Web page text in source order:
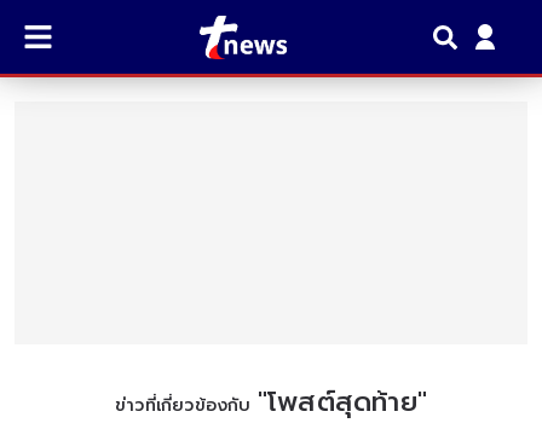
ข่าวที่เกี่ยวข้องกับ "โพสต์สุดท้าย"